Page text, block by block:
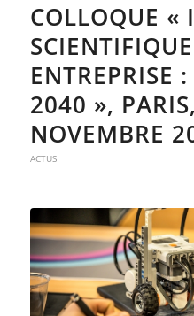
COLLOQUE «
ENTREPRISE
2040 »,
NOVEMBRE
ACTUS